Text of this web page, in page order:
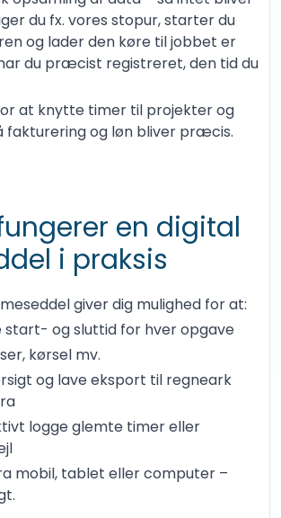
du fx. vores stopur, starter du
og lader den køre til jobbet er
du præcist registreret, den tid du
at knytte timer til projekter og
fakturering og løn bliver præcis.
en digital
i praksis
giver dig mulighed for at:
start- og sluttid for hver opgave
kørsel mv.
og lave eksport til regneark
logge glemte timer eller
mobil, tablet eller computer –